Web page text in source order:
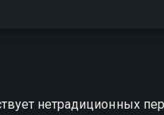
нетрадиционных